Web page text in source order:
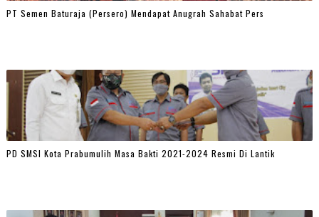
PT Semen Baturaja (Persero) Mendapat Anugrah Sahabat Pers
PD SMSI Kota Prabumulih Masa Bakti 2021-2024 Resmi Di Lantik